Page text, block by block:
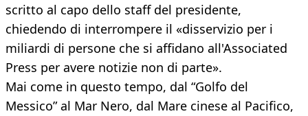
scritto al capo dello staff del presidente,
chiedendo di interrompere il «disservizio per i
miliardi di persone che si affidano all'Associated
Press per avere notizie non di parte».
Mai come in questo tempo, dal “Golfo del
Messico” al Mar Nero, dal Mare cinese al Pacifico,